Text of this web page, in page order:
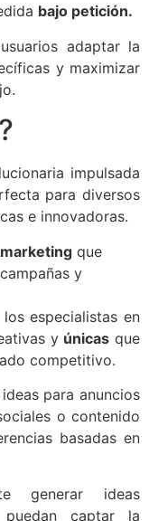
bajo petición.
adaptar la
y maximizar
impulsada
para diversos
e innovadoras.
que
y
especialistas en
y únicas que
competitivo.
para anuncios
o contenido
basadas en
generar ideas
captar la